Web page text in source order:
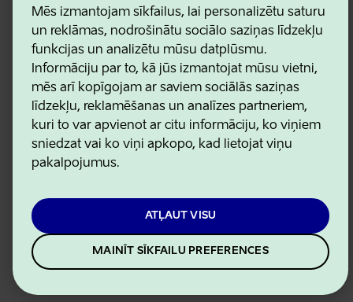
Mēs izmantojam sīkfailus, lai personalizētu saturu
un reklāmas, nodrošinātu sociālo saziņas līdzekļu
funkcijas un analizētu mūsu datplūsmu.
Informāciju par to, kā jūs izmantojat mūsu vietni,
mēs arī kopīgojam ar saviem sociālās saziņas
līdzekļu, reklamēšanas un analīzes partneriem,
kuri to var apvienot ar citu informāciju, ko viņiem
sniedzat vai ko viņi apkopo, kad lietojat viņu
pakalpojumus.
ATĻAUT VISU
MAINĪT SĪKFAILU PREFERENCES
Sīkdatņu un konfidencialitātes politika